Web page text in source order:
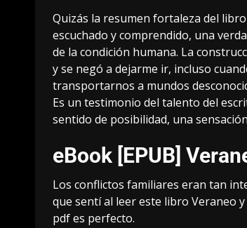
Quizás la resumen fortaleza del
escuchado y comprendido, una
de la condición humana. La
y se negó a dejarme ir, incluso
transportarnos a mundos
Es un testimonio del talento del
sentido de posibilidad, una
eBook [EPUB]
Los conflictos familiares eran tan
que sentí al leer este libro Veraneo
pdf es perfecto.